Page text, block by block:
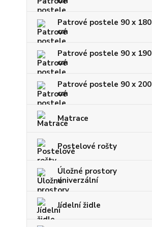
Patrové postele 90 x 180
cm
Patrové postele 90 x 190
cm
Patrové postele 90 x 200
cm
Matrace
Postelové rošty
Úložné prostory
univerzální
Jídelní židle